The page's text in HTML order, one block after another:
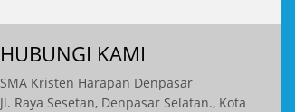
HUBUNGI KAMI
SMA Kristen Harapan Denpasar
Jl. Raya Sesetan, Denpasar Selatan., Kota